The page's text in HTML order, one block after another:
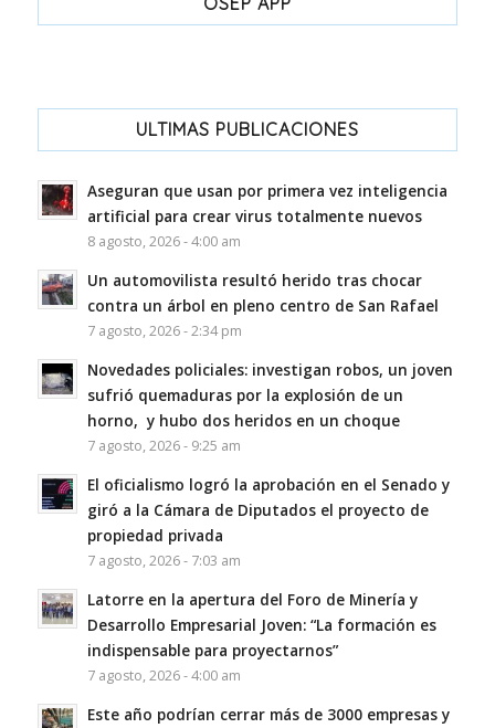
ULTIMAS PUBLICACIONES
Aseguran que usan por primera vez inteligencia
artificial para crear virus totalmente nuevos
8 agosto, 2026 - 4:00 am
Un automovilista resultó herido tras chocar
contra un árbol en pleno centro de San Rafael
7 agosto, 2026 - 2:34 pm
Novedades policiales: investigan robos, un joven
sufrió quemaduras por la explosión de un
horno, y hubo dos heridos en un choque
7 agosto, 2026 - 9:25 am
El oficialismo logró la aprobación en el Senado y
giró a la Cámara de Diputados el proyecto de
propiedad privada
7 agosto, 2026 - 7:03 am
Latorre en la apertura del Foro de Minería y
Desarrollo Empresarial Joven: “La formación es
indispensable para proyectarnos”
7 agosto, 2026 - 4:00 am
Este año podrían cerrar más de 3000 empresas y